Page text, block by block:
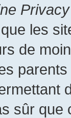
les
de
parents
sûr